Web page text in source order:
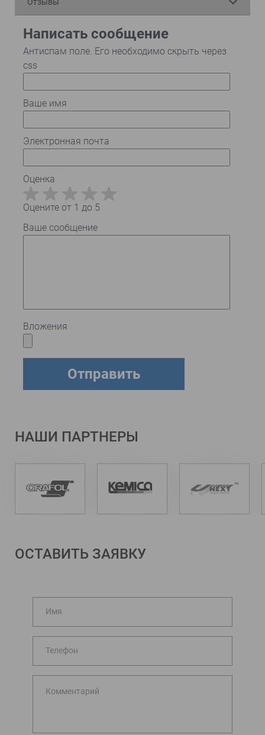
Отзывы
Написать сообщение
Антиспам поле. Его необходимо скрыть через
css
Ваше имя
Электронная почта
Оценка
Оцените от 1 до 5
Ваше сообщение
Вложения
НАШИ ПАРТНЕРЫ
ОСТАВИТЬ ЗАЯВКУ
Имя